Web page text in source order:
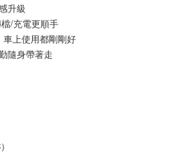
升級
/充電更順手
上使用都剛剛好
隨身帶著走